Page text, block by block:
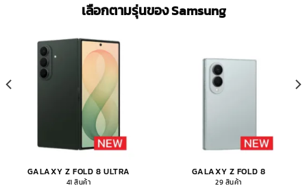
เลือกตามรุ่นของ Samsung
GALAXY Z FOLD 8 ULTRA
41 สินค้า
GALAXY Z FOLD 8
29 สินค้า